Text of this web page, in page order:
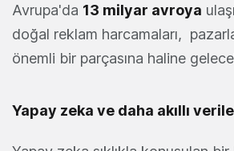
Avrupa'da 13 milyar avroya
doğal reklam harcamaları,
önemli bir parçasına haline
Yapay zeka ve daha akıllı